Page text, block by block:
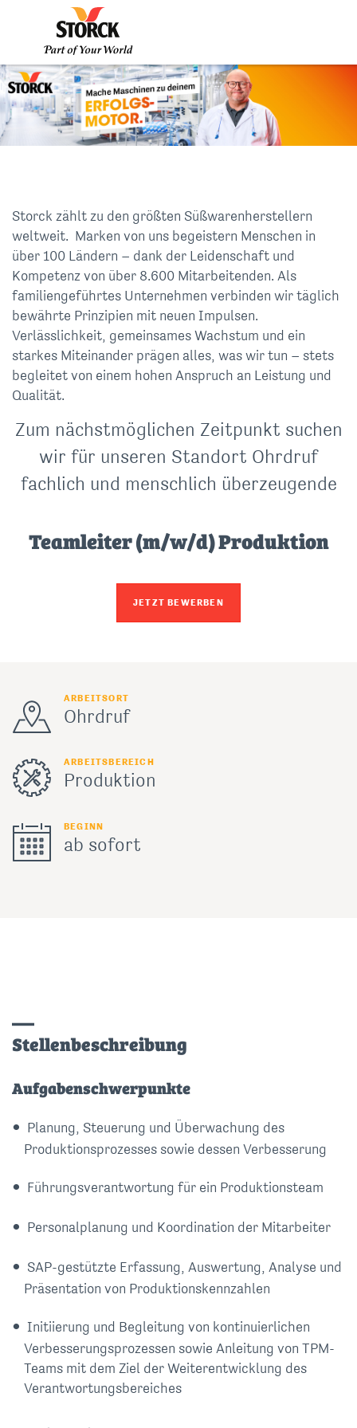
Storck zählt zu den größten Süßwarenherstellern
weltweit. Marken von uns begeistern Menschen in
über 100 Ländern – dank der Leidenschaft und
Kompetenz von über 8.600 Mitarbeitenden. Als
familiengeführtes Unternehmen verbinden wir täglich
bewährte Prinzipien mit neuen Impulsen.
Verlässlichkeit, gemeinsames Wachstum und ein
starkes Miteinander prägen alles, was wir tun – stets
begleitet von einem hohen Anspruch an Leistung und
Qualität.
Zum nächstmöglichen Zeitpunkt suchen
wir für unseren Standort Ohrdruf
fachlich und menschlich überzeugende
Teamleiter (m/w/d) Produktion
JETZT BEWERBEN
ARBEITSORT
Ohrdruf
ARBEITSBEREICH
Produktion
BEGINN
ab sofort
Stellenbeschreibung
Aufgabenschwerpunkte
Planung, Steuerung und Überwachung des
Produktionsprozesses sowie dessen Verbesserung
Führungsverantwortung für ein Produktionsteam
Personalplanung und Koordination der Mitarbeiter
SAP-gestützte Erfassung, Auswertung, Analyse und
Präsentation von Produktionskennzahlen
Initiierung und Begleitung von kontinuierlichen
Verbesserungsprozessen sowie Anleitung von TPM-
Teams mit dem Ziel der Weiterentwicklung des
Verantwortungsbereiches